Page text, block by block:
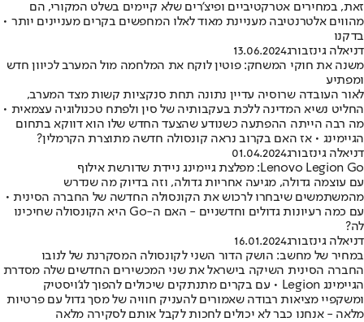
זאת, במחירים אטרקטיביים ופיצ'רים שלא קיימים בשלט המקורי, הם
מהווים אלטרנטיבה מעניינת מאוד לאלו המחפשים בקרים מעניינים יותר •
בדקנו
דניאלה גינזבורג13.06.2024
משנה את חוקי המשחק: פוטין לוקח את המלחמה מול המערב לכיוון חדש
ומפתיע
לאור העובדה שרוסיה עדיין נתונה תחת סנקציות קשות מצד המערב,
החליט נשיא המדינה ללכת בעקבותיה של סין ולפתח טכנולוגיה עצמאית •
מה רבה הייתה ההפתעה כשנודע שהצעד החדש שלו הוא דווקא בתחום
הגיימינג • אז האם בקרוב נראה קונסולה חדשה מתוצרת הקרמלין?
דניאלה גינזבורג01.04.2024
Lenovo Legion Go: מפלצת גיימינג ניידת שדורשת אילוף
עם עוצמה גדולה, מגיעה אחריות גדולה, וזה בדיוק מה שנדרש
מהמשתמשים שיבחרו לרכוש את הקונסולה החדשה של החברה הסינית •
עם כמה רעיונות גדולים וחדשניים - האם ה-Go היא הקונסולה שחיכינו
לה?
דניאלה גינזבורג16.01.2024
במחיר של מחשב: הושק הדור השני לקונסולה המסקרנת של לנובו
החברה הסינית השיקה בישראל את שני המכשירים החדשים שלה מסדרת
הגיימינג Legion • עם בקרים מתנתקים שיכולים להפוך לג'ויסטיק
ומשקפיי מציאות רבודה שאמורים להעניק חוויה של מסך גדול עם פרטיות
מלאה - אנחנו כבר לא יכולים לחכות לקבל אותם לסקירה מלאה